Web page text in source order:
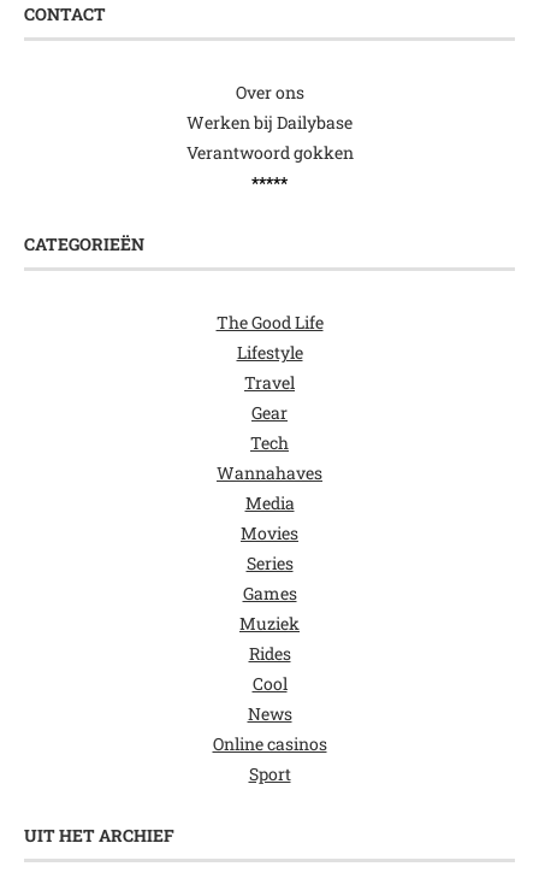
CONTACT
Over ons
Werken bij Dailybase
Verantwoord gokken
*****
CATEGORIEËN
The Good Life
Lifestyle
Travel
Gear
Tech
Wannahaves
Media
Movies
Series
Games
Muziek
Rides
Cool
News
Online casinos
Sport
UIT HET ARCHIEF